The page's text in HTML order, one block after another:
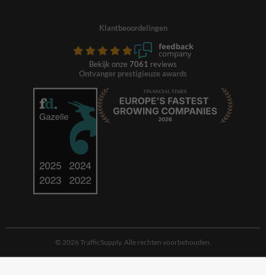
Klantbeoordelingen
Bekijk onze 7061 reviews
Ontvanger prestigieuze awards
© 2026 TrafficSupply. Alle rechten voorbehouden.